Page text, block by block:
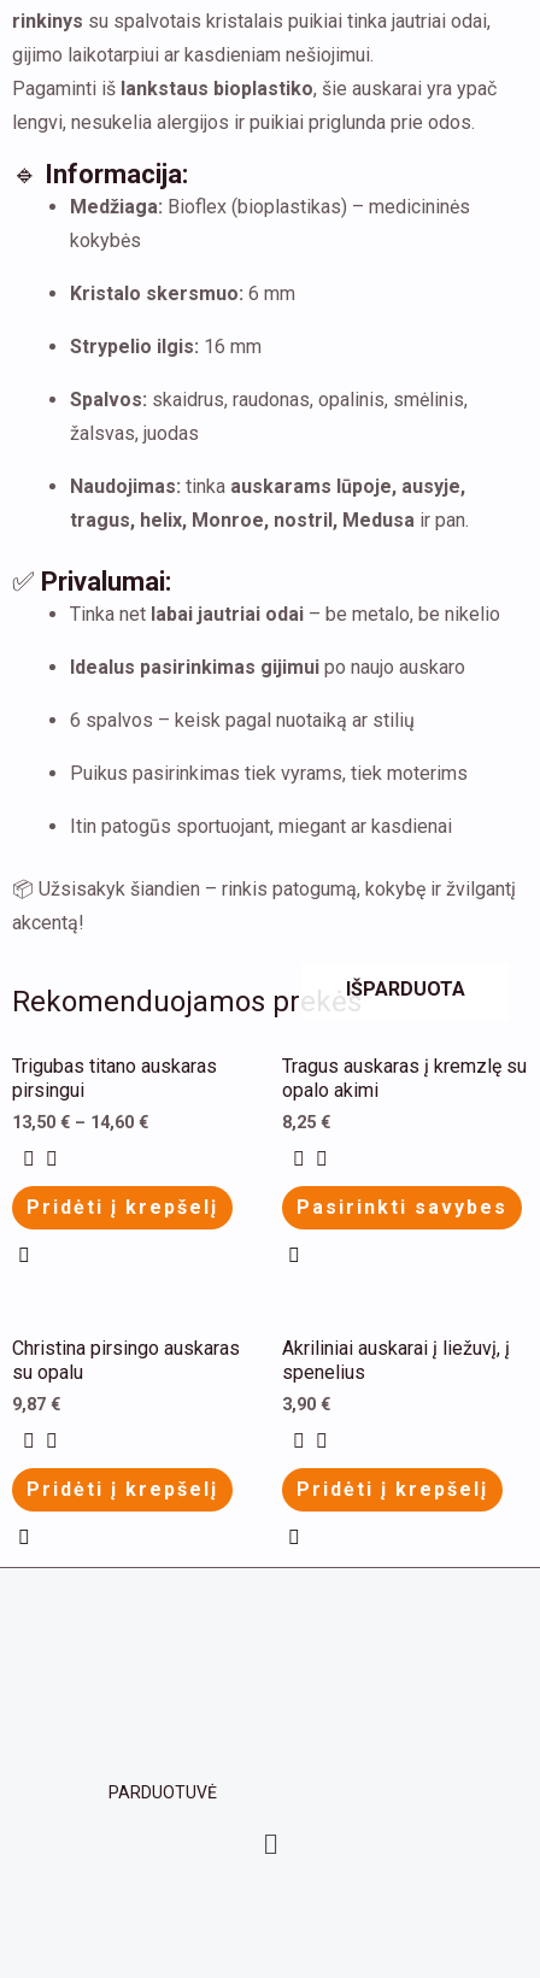
rinkinys su spalvotais kristalais puikiai tinka jautriai odai,
gijimo laikotarpiui ar kasdieniam nešiojimui.
Pagaminti iš lankstaus bioplastiko, šie auskarai yra ypač
lengvi, nesukelia alergijos ir puikiai priglunda prie odos.
🔹 Informacija:
Medžiaga: Bioflex (bioplastikas) – medicininės
kokybės
Kristalo skersmuo: 6 mm
Strypelio ilgis: 16 mm
Spalvos: skaidrus, raudonas, opalinis, smėlinis,
žalsvas, juodas
Naudojimas: tinka auskarams lūpoje, ausyje,
tragus, helix, Monroe, nostril, Medusa ir pan.
✅ Privalumai:
Tinka net labai jautriai odai – be metalo, be nikelio
Idealus pasirinkimas gijimui po naujo auskaro
6 spalvos – keisk pagal nuotaiką ar stilių
Puikus pasirinkimas tiek vyrams, tiek moterims
Itin patogūs sportuojant, miegant ar kasdienai
📦 Užsisakyk šiandien – rinkis patogumą, kokybę ir žvilgantį
akcentą!
Rekomenduojamos prekės
Trigubas titano auskaras
pirsingui
13,50 € – 14,60 €
Pridėti į krepšelį
This
product
has
multiple
variants.
chosen
on
page
IŠPARDUOTA
Tragus auskaras į kremzlę su
opalo akimi
8,25 €
Pasirinkti savybes
product
has
multiple
variants.
chosen
on
page
Christina pirsingo auskaras
su opalu
9,87 €
Pridėti į krepšelį
Akriliniai auskarai į liežuvį, į
spenelius
3,90 €
Pridėti į krepšelį
This
product
has
multiple
variants.
may
PARDUOTUVĖ
Menu